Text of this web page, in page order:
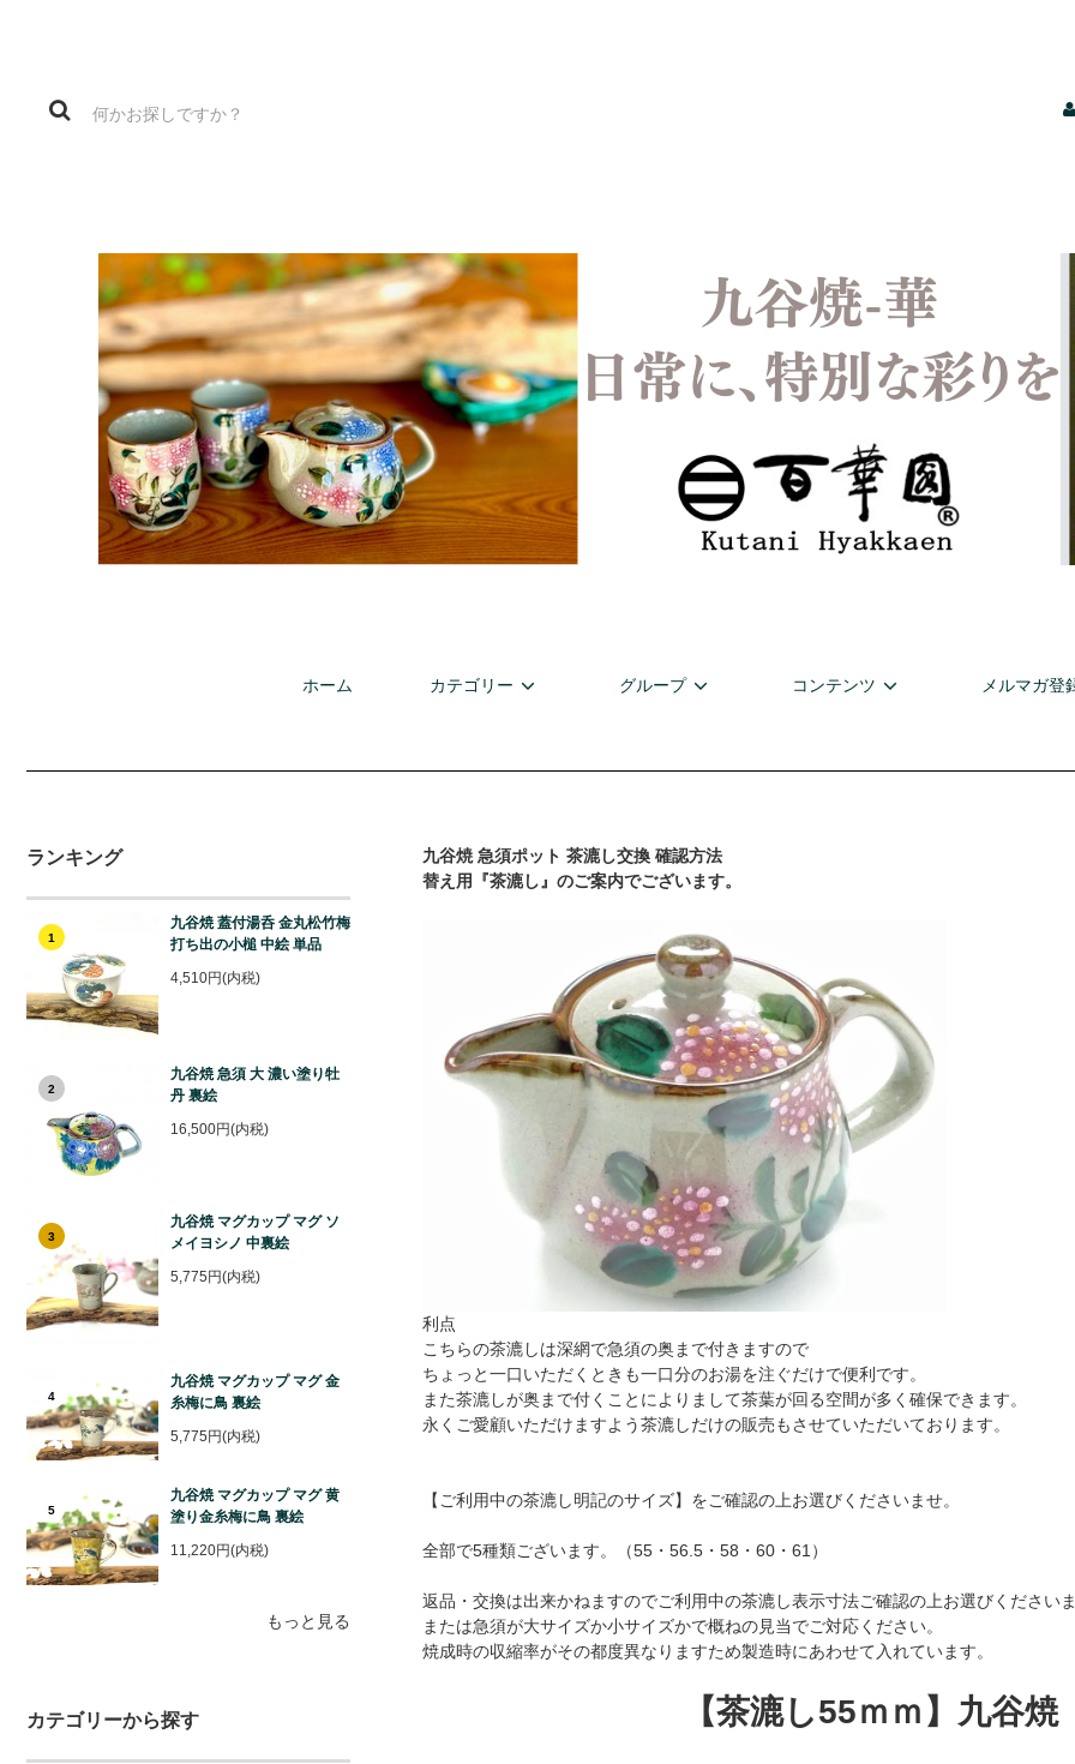
ホーム カテゴリー グループ コンテンツ メルマガ登
ランキング
1
九谷焼 蓋付湯呑 金丸松竹梅
打ち出の小槌 中絵 単品
4,510円(内税)
2
九谷焼 急須 大 濃い塗り牡
丹 裏絵
16,500円(内税)
3
九谷焼 マグカップ マグ ソ
メイヨシノ 中裏絵
5,775円(内税)
4
九谷焼 マグカップ マグ 金
糸梅に鳥 裏絵
5,775円(内税)
5
九谷焼 マグカップ マグ 黄
塗り金糸梅に鳥 裏絵
11,220円(内税)
もっと見る
カテゴリーから探す
九谷焼 急須ポット 茶漉し交換 確認方法
替え用『茶漉し』のご案内でございます。
利点
こちらの茶漉しは深網で急須の奥まで付きますので
ちょっと一口いただくときも一口分のお湯を注ぐだけで便利です。
また茶漉しが奥まで付くことによりまして茶葉が回る空間が多く確保できます。
永くご愛顧いただけますよう茶漉しだけの販売もさせていただいております。
【ご利用中の茶漉し明記のサイズ】をご確認の上お選びくださいませ。
全部で5種類ございます。（55・56.5・58・60・61）
返品・交換は出来かねますのでご利用中の茶漉し表示寸法ご確認の上お選びください
または急須が大サイズか小サイズかで概ねの見当でご対応ください。
焼成時の収縮率がその都度異なりますため製造時にあわせて入れています。
【茶漉し55ｍｍ】九谷